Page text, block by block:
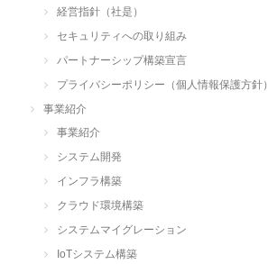
経営指針（社是）
セキュリティへの取り組み
パートナーシップ構築宣言
プライバシーポリシー（個人情報保護方針）
事業紹介
事業紹介
システム開発
インフラ構築
クラウド環境構築
システムマイグレーション
IoTシステム構築